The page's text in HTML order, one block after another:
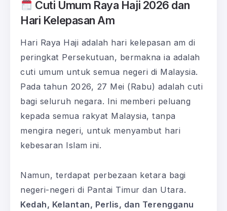
Cuti Umum Raya Haji 2026 dan
Hari Kelepasan Am
Hari Raya Haji adalah hari kelepasan am di
peringkat Persekutuan, bermakna ia adalah
cuti umum untuk semua negeri di Malaysia.
Pada tahun 2026, 27 Mei (Rabu) adalah cuti
bagi seluruh negara. Ini memberi peluang
kepada semua rakyat Malaysia, tanpa
mengira negeri, untuk menyambut hari
kebesaran Islam ini.
Namun, terdapat perbezaan ketara bagi
negeri-negeri di Pantai Timur dan Utara.
Kedah, Kelantan, Perlis, dan Terengganu